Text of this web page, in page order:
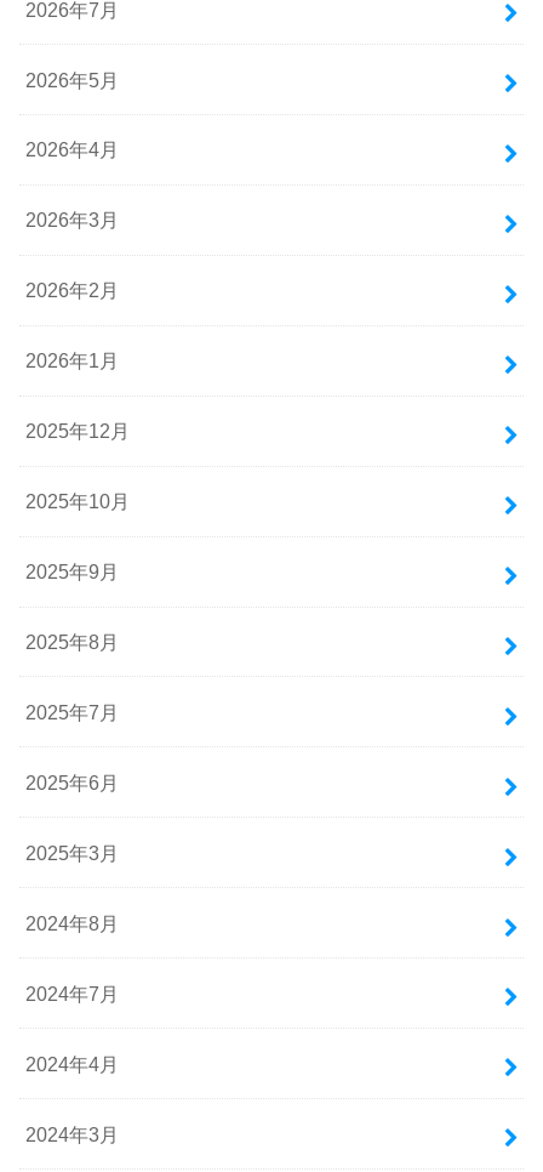
2026年7月
2026年5月
2026年4月
2026年3月
2026年2月
2026年1月
2025年12月
2025年10月
2025年9月
2025年8月
2025年7月
2025年6月
2025年3月
2024年8月
2024年7月
2024年4月
2024年3月